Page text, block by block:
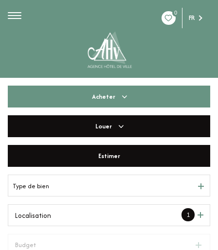
0
FR
Acheter
De l'immo pro
Louer
De l'immo pro
Estimer
Type de bien
1
Localisation
Budget